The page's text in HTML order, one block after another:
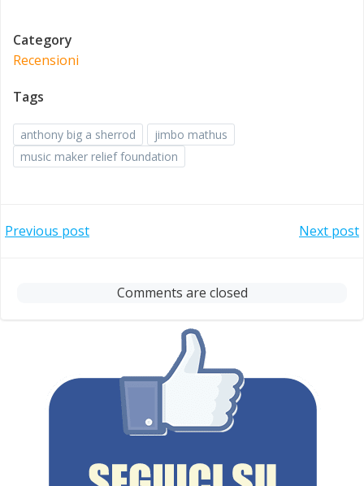
Category
Recensioni
Tags
anthony big a sherrod
jimbo mathus
music maker relief foundation
Post
navigation
Previous post
navigation
Next post
Comments are closed